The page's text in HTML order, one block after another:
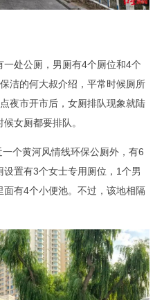
处公厕，男厕有4个厕位和4个
洁的何大叔介绍，平常时候厕所
夜市开市后，女厕排队现象就陆
女厕都要排队。
个黄河风情线环保公厕外，有6
置有3个女士专用厕位，1个男
有4个小便池。不过，该地相隔